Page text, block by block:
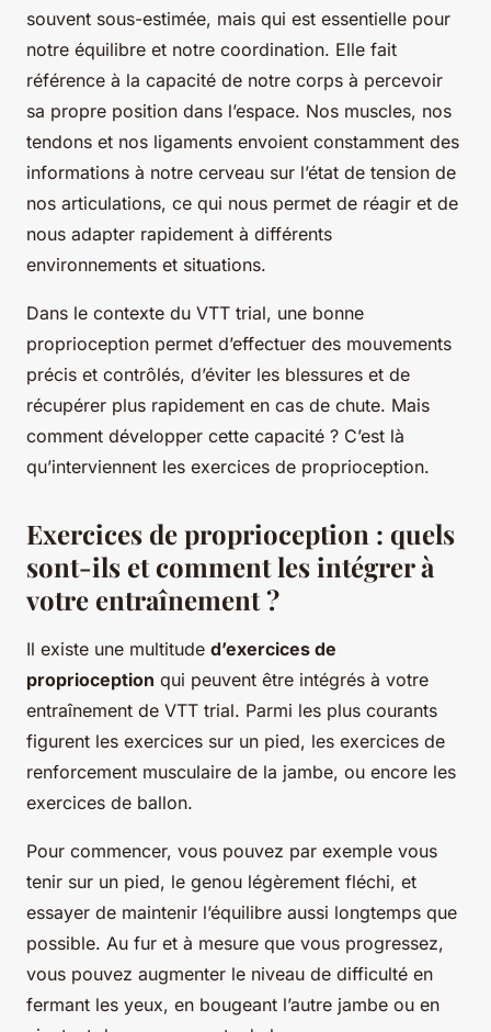
souvent sous-estimée, mais qui est essentielle pour
notre équilibre et notre coordination. Elle fait
référence à la capacité de notre corps à percevoir
sa propre position dans l’espace. Nos muscles, nos
tendons et nos ligaments envoient constamment des
informations à notre cerveau sur l’état de tension de
nos articulations, ce qui nous permet de réagir et de
nous adapter rapidement à différents
environnements et situations.
Dans le contexte du VTT trial, une bonne
proprioception permet d’effectuer des mouvements
précis et contrôlés, d’éviter les blessures et de
récupérer plus rapidement en cas de chute. Mais
comment développer cette capacité ? C’est là
qu’interviennent les exercices de proprioception.
Exercices de proprioception : quels
sont-ils et comment les intégrer à
votre entraînement ?
Il existe une multitude d’exercices de
proprioception qui peuvent être intégrés à votre
entraînement de VTT trial. Parmi les plus courants
figurent les exercices sur un pied, les exercices de
renforcement musculaire de la jambe, ou encore les
exercices de ballon.
Pour commencer, vous pouvez par exemple vous
tenir sur un pied, le genou légèrement fléchi, et
essayer de maintenir l’équilibre aussi longtemps que
possible. Au fur et à mesure que vous progressez,
vous pouvez augmenter le niveau de difficulté en
fermant les yeux, en bougeant l’autre jambe ou en